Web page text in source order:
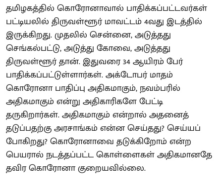
தமிழகத்தில் கொரோனாவால் பாதிக்கப்பட்டவர்கள்
பட்டியலில் திருவள்ளூர் மாவட்டம் 4வது இடத்தில்
இருக்கிறது. முதலில் சென்னை, அடுத்தது
செங்கல்பட்டு, அடுத்து கோவை, அடுத்தது
திருவள்ளூர் தான். இதுவரை 34 ஆயிரம் பேர்
பாதிக்கப்பட்டுள்ளார்கள். அக்டோபர் மாதம்
கொரோனா பாதிப்பு அதிகமாகும், நவம்பரில்
அதிகமாகும் என்று அதிகாரிகளே பேட்டி
தருகிறார்கள். அதிகமாகும் என்றால் அதனைத்
தடுப்பதற்கு அரசாங்கம் என்ன செய்தது? செய்யப்
போகிறது? கொரோனாவை தடுக்கிறோம் என்ற
பெயரால் நடத்தப்பட்ட கொள்ளைகள் அதிகமானதே
தவிர கொரோனா குறையவில்லை.